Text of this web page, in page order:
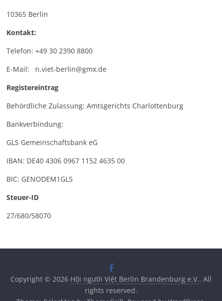
10365 Berlin
Kontakt:
Telefon: +49 30 2390 8800
E-Mail: n.viet-berlin@gmx.de
Registereintrag
Behördliche Zulassung: Amtsgerichts Charlottenburg
Bankverbindung:
GLS Gemeinschaftsbank eG
IBAN: DE40 4306 0967 1152 4635 00
BIC: GENODEM1GLS
Steuer-ID
27/680/58070
Copyright © 2026 Hội người Việt Berlin Brandenburg e.V.. All
rights reserved.